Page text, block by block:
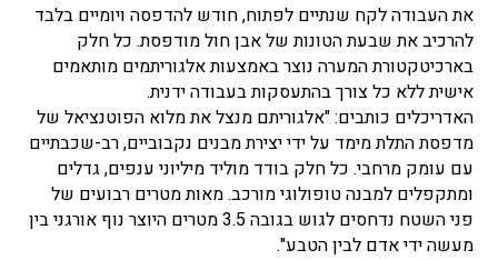
את העבודה לקח שנתיים לפתוח, חודש להדפסה ויומיים בלבד
להרכיב את שבעת הטונות של אבן חול מודפסת. כל חלק
בארכיטקטורת המערה נוצר באמצעות אלגוריתמים מותאמים
אישית ללא כל צורך בהתעסקות בעבודה ידנית.
האדריכלים כותבים: "אלגוריתם מנצל את מלוא הפוטנציאל של
מדפסת התלת מימד על ידי יצירת מבנים נקבוביים, רב-שכבתיים
עם עומק מרחבי. כל חלק בודד מוליד מיליוני ענפים, גדלים
ומתקפלים למבנה טופולוגי מורכב. מאות מטרים רבועים של
פני השטח נדחסים לגוש בגובה 3.5 מטרים היוצר נוף אורגני בין
מעשה ידי אדם לבין הטבע".